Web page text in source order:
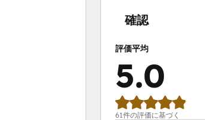
確認
評価平均
5.0
61件の評価に基づく
了
了了
了